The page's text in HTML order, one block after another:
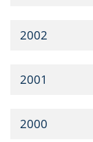
2002
2001
2000